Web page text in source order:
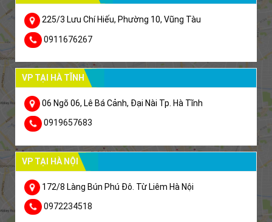
225/3 Lưu Chí Hiếu, Phường 10, Vũng Tàu
0911676267
VP TẠI HÀ TĨNH
06 Ngõ 06, Lê Bá Cảnh, Đại Nài Tp. Hà Tĩnh
0919657683
VP TẠI HÀ NỘI
172/8 Làng Bún Phú Đô. Từ Liêm Hà Nội
0972234518